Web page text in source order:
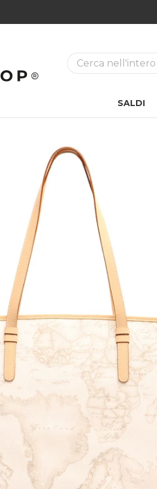
La ricerca
SALDI